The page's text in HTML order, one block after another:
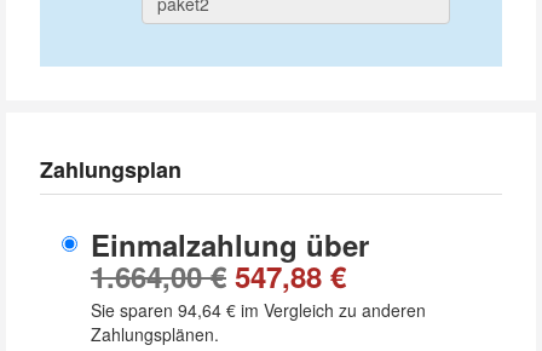
Zahlungsplan
Einmalzahlung über
1.664,00 € 547,88 €
Sie sparen 94,64 € im Vergleich zu anderen
Zahlungsplänen.